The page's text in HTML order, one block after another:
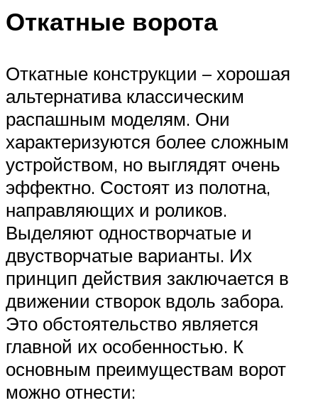
Откатные ворота
Откатные конструкции – хорошая
альтернатива классическим
распашным моделям. Они
характеризуются более сложным
устройством, но выглядят очень
эффектно. Состоят из полотна,
направляющих и роликов.
Выделяют одностворчатые и
двустворчатые варианты. Их
принцип действия заключается в
движении створок вдоль забора.
Это обстоятельство является
главной их особенностью. К
основным преимуществам ворот
можно отнести: